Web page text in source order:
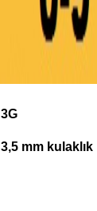
3G
3,5 mm kulaklık